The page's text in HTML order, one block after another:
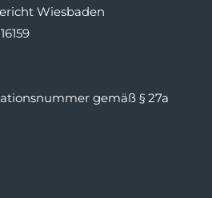
Wiesbaden
gemäß § 27a